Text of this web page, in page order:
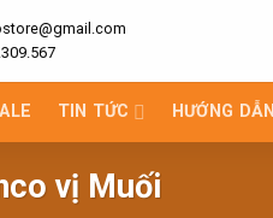
TIN TỨC HƯỚNG DẪN
vị Muối